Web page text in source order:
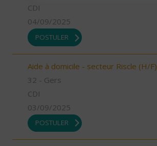
CDI
04/09/2025
POSTULER
Aide à domicile - secteur Riscle (H/F)
32 - Gers
CDI
03/09/2025
POSTULER